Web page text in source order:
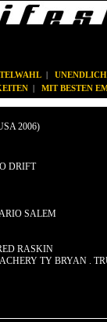
|
| MIT BESTEN
2006)
DRIFT
SALEM
RASKIN
TY BRYAN .